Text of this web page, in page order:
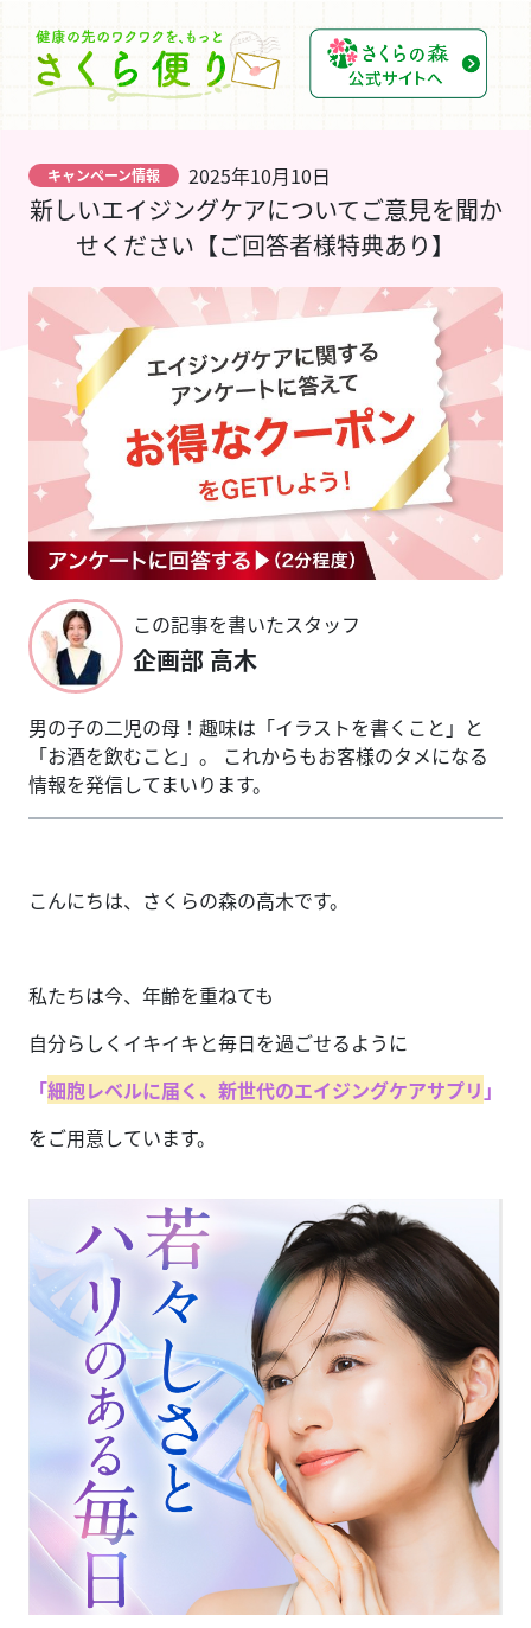
キャンペーン情報 2025年10月10日
新しいエイジングケアについてご意見を聞か
せください【ご回答者様特典あり】
この記事を書いたスタッフ
企画部 高木
男の子の二児の母！趣味は「イラストを書くこと」と
「お酒を飲むこと」。 これからもお客様のタメになる
情報を発信してまいります。
こんにちは、さくらの森の高木です。
私たちは今、年齢を重ねても
自分らしくイキイキと毎日を過ごせるように
「細胞レベルに届く、新世代のエイジングケアサプリ 」
をご用意しています。